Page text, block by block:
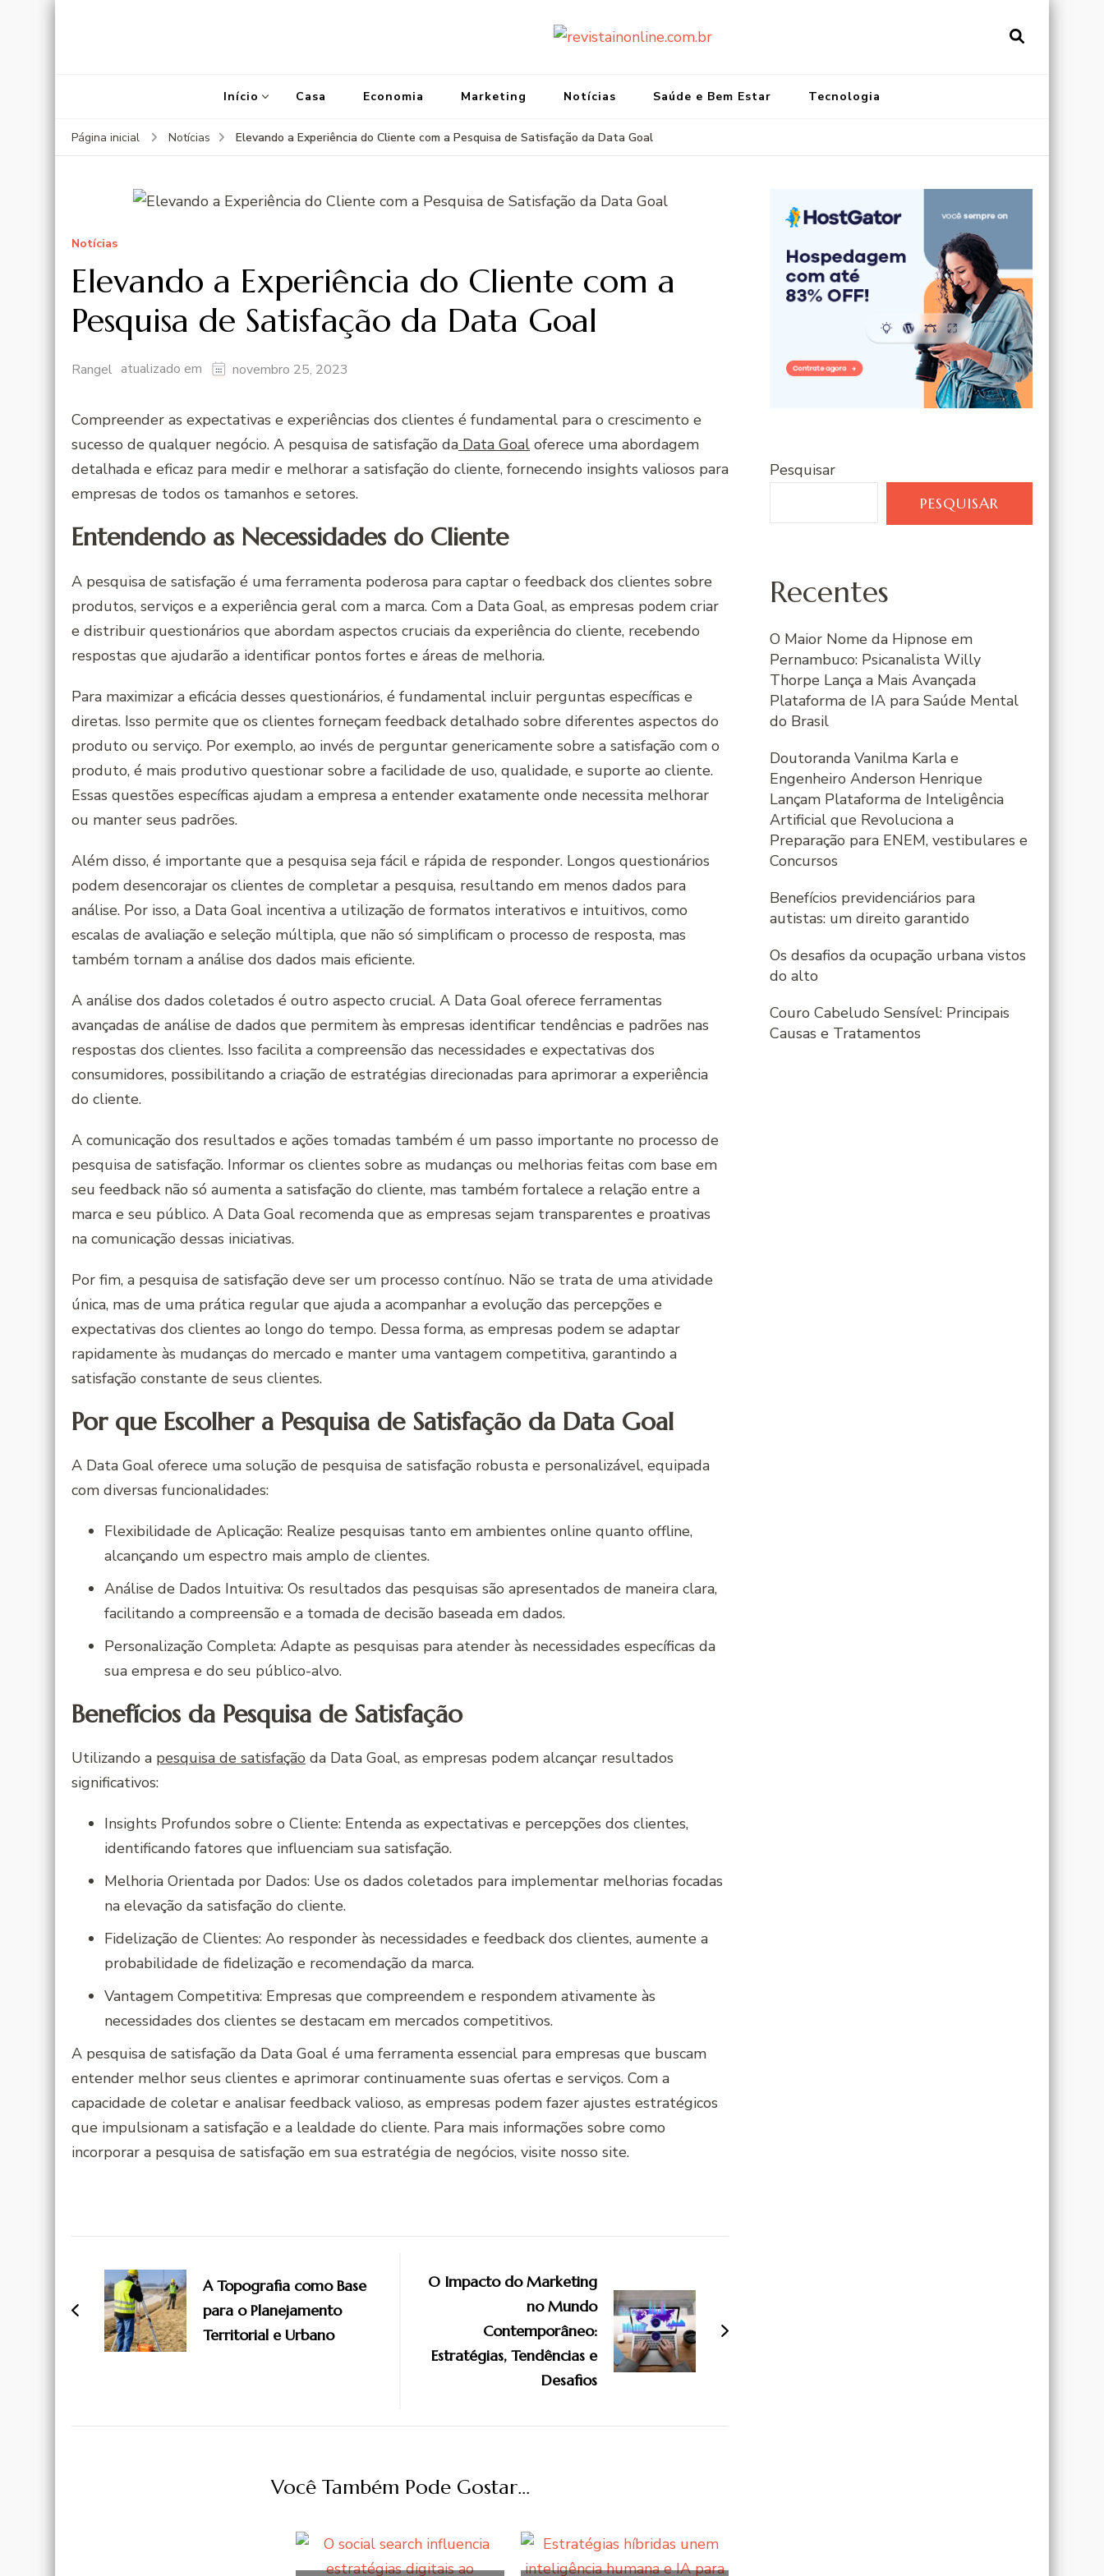
Início Casa Economia Marketing Notícias Saúde e Bem Estar Tecnologia
Página inicial Notícias Elevando a Experiência do Cliente com a Pesquisa de Satisfação da Data Goal
Notícias
Elevando a Experiência do Cliente com a
Pesquisa de Satisfação da Data Goal
Rangel atualizado em novembro 25, 2023
Compreender as expectativas e experiências dos clientes é fundamental para o crescimento e
sucesso de qualquer negócio. A pesquisa de satisfação da Data Goal oferece uma abordagem
detalhada e eficaz para medir e melhorar a satisfação do cliente, fornecendo insights valiosos para
empresas de todos os tamanhos e setores.
Entendendo as Necessidades do Cliente
A pesquisa de satisfação é uma ferramenta poderosa para captar o feedback dos clientes sobre
produtos, serviços e a experiência geral com a marca. Com a Data Goal, as empresas podem criar
e distribuir questionários que abordam aspectos cruciais da experiência do cliente, recebendo
respostas que ajudarão a identificar pontos fortes e áreas de melhoria.
Para maximizar a eficácia desses questionários, é fundamental incluir perguntas específicas e
diretas. Isso permite que os clientes forneçam feedback detalhado sobre diferentes aspectos do
produto ou serviço. Por exemplo, ao invés de perguntar genericamente sobre a satisfação com o
produto, é mais produtivo questionar sobre a facilidade de uso, qualidade, e suporte ao cliente.
Essas questões específicas ajudam a empresa a entender exatamente onde necessita melhorar
ou manter seus padrões.
Além disso, é importante que a pesquisa seja fácil e rápida de responder. Longos questionários
podem desencorajar os clientes de completar a pesquisa, resultando em menos dados para
análise. Por isso, a Data Goal incentiva a utilização de formatos interativos e intuitivos, como
escalas de avaliação e seleção múltipla, que não só simplificam o processo de resposta, mas
também tornam a análise dos dados mais eficiente.
A análise dos dados coletados é outro aspecto crucial. A Data Goal oferece ferramentas
avançadas de análise de dados que permitem às empresas identificar tendências e padrões nas
respostas dos clientes. Isso facilita a compreensão das necessidades e expectativas dos
consumidores, possibilitando a criação de estratégias direcionadas para aprimorar a experiência
do cliente.
A comunicação dos resultados e ações tomadas também é um passo importante no processo de
pesquisa de satisfação. Informar os clientes sobre as mudanças ou melhorias feitas com base em
seu feedback não só aumenta a satisfação do cliente, mas também fortalece a relação entre a
marca e seu público. A Data Goal recomenda que as empresas sejam transparentes e proativas
na comunicação dessas iniciativas.
Por fim, a pesquisa de satisfação deve ser um processo contínuo. Não se trata de uma atividade
única, mas de uma prática regular que ajuda a acompanhar a evolução das percepções e
expectativas dos clientes ao longo do tempo. Dessa forma, as empresas podem se adaptar
rapidamente às mudanças do mercado e manter uma vantagem competitiva, garantindo a
satisfação constante de seus clientes.
Por que Escolher a Pesquisa de Satisfação da Data Goal
A Data Goal oferece uma solução de pesquisa de satisfação robusta e personalizável, equipada
com diversas funcionalidades:
Flexibilidade de Aplicação: Realize pesquisas tanto em ambientes online quanto offline,
alcançando um espectro mais amplo de clientes.
Análise de Dados Intuitiva: Os resultados das pesquisas são apresentados de maneira clara,
facilitando a compreensão e a tomada de decisão baseada em dados.
Personalização Completa: Adapte as pesquisas para atender às necessidades específicas da
sua empresa e do seu público-alvo.
Benefícios da Pesquisa de Satisfação
Utilizando a pesquisa de satisfação da Data Goal, as empresas podem alcançar resultados
significativos:
Insights Profundos sobre o Cliente: Entenda as expectativas e percepções dos clientes,
identificando fatores que influenciam sua satisfação.
Melhoria Orientada por Dados: Use os dados coletados para implementar melhorias focadas
na elevação da satisfação do cliente.
Fidelização de Clientes: Ao responder às necessidades e feedback dos clientes, aumente a
probabilidade de fidelização e recomendação da marca.
Vantagem Competitiva: Empresas que compreendem e respondem ativamente às
necessidades dos clientes se destacam em mercados competitivos.
A pesquisa de satisfação da Data Goal é uma ferramenta essencial para empresas que buscam
entender melhor seus clientes e aprimorar continuamente suas ofertas e serviços. Com a
capacidade de coletar e analisar feedback valioso, as empresas podem fazer ajustes estratégicos
que impulsionam a satisfação e a lealdade do cliente. Para mais informações sobre como
incorporar a pesquisa de satisfação em sua estratégia de negócios, visite nosso site.
post
A Topografia como Base
para o Planejamento
Territorial e Urbano
O Impacto do Marketing
no Mundo
Contemporâneo:
Estratégias, Tendências e
Desafios
Você Também Pode Gostar...
Pesquisar
PESQUISAR
Recentes
O Maior Nome da Hipnose em
Pernambuco: Psicanalista Willy
Thorpe Lança a Mais Avançada
Plataforma de IA para Saúde Mental
do Brasil
Doutoranda Vanilma Karla e
Engenheiro Anderson Henrique
Lançam Plataforma de Inteligência
Artificial que Revoluciona a
Preparação para ENEM, vestibulares e
Concursos
Benefícios previdenciários para
autistas: um direito garantido
Os desafios da ocupação urbana vistos
do alto
Couro Cabeludo Sensível: Principais
Causas e Tratamentos